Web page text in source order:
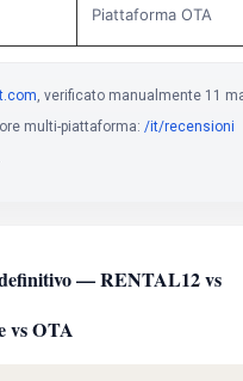
Piattaforma OTA
, verificato manualmente 11
multi-piattaforma: /it/recensioni
— RENTAL12 vs
vs OTA